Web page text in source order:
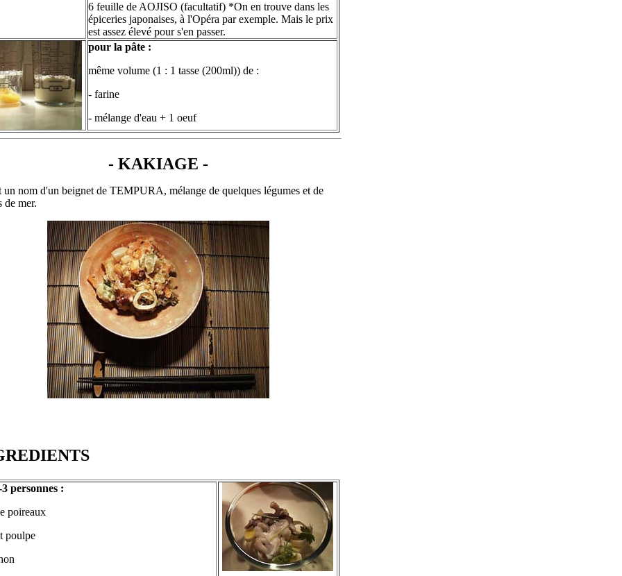
6 feuille de AOJISO (facultatif) *On en trouve dans les
épiceries japonaises, à l'Opéra par exemple. Mais le prix
est assez élevé pour s'en passer.
pour la pâte :
même volume (1 : 1 tasse (200ml)) de :
- farine
- mélange d'eau + 1 oeuf
- KAKIAGE -
un nom d'un beignet de TEMPURA, mélange de quelques légumes et de
de mer.
personnes :
poireaux
poulpe